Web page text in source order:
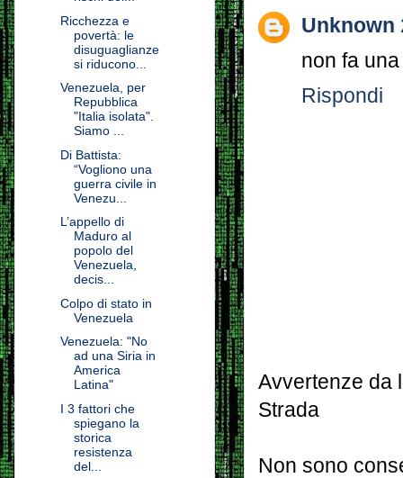
Unknown
non fa
Rispondi
Avvertenze da
Strada
Non sono
Ricchezza e
povertà: le
disuguaglianze
si riducono...
Venezuela, per
Repubblica
"Italia isolata".
Siamo ...
Di Battista:
“Vogliono una
guerra civile in
Venezu...
L’appello di
Maduro al
popolo del
Venezuela,
decis...
Colpo di stato in
Venezuela
Venezuela: "No
ad una Siria in
America
Latina"
I 3 fattori che
spiegano la
storica
resistenza
del...